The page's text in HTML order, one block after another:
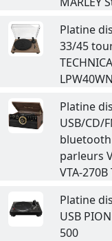
Platine
33/45
LPW40WN
Platine
USB/CD/
parleurs
VTA-
Platine
USB
500